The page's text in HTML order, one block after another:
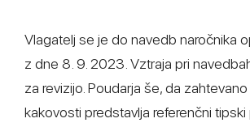
Vlagatelj se je do navedb naročnika
z dne 8. 9. 2023. Vztraja pri
za revizijo. Poudarja še, da
kakovosti predstavlja referenčni tipski